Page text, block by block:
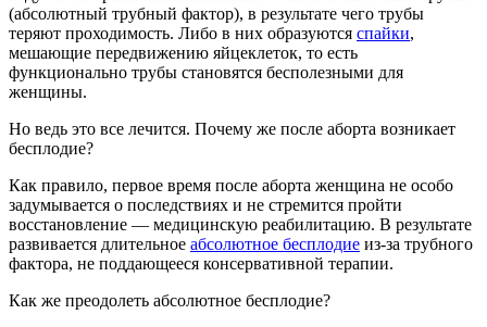
(абсолютный трубный фактор), в результате чего трубы
теряют проходимость. Либо в них образуются спайки,
мешающие передвижению яйцеклеток, то есть
функционально трубы становятся бесполезными для
женщины.
Но ведь это все лечится. Почему же после аборта возникает
бесплодие?
Как правило, первое время после аборта женщина не особо
задумывается о последствиях и не стремится пройти
восстановление — медицинскую реабилитацию. В результате
развивается длительное абсолютное бесплодие из-за трубного
фактора, не поддающееся консервативной терапии.
Как же преодолеть абсолютное бесплодие?